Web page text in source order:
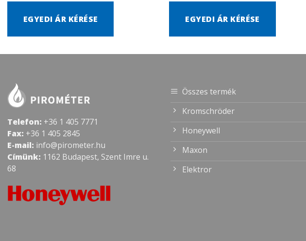
EGYEDI ÁR KÉRÉSE EGYEDI ÁR KÉRÉSE
Telefon: +36 1 405 7771
Fax: +36 1 405 2845
E-mail: info@pirometer.hu
Címünk: 1162 Budapest, Szent Imre u.
68
Összes termék
Kromschröder
Honeywell
Maxon
Elektror